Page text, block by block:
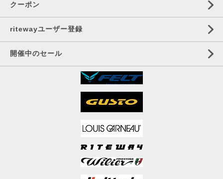
クーポン
ritewayユーザー登録
開催中のセール